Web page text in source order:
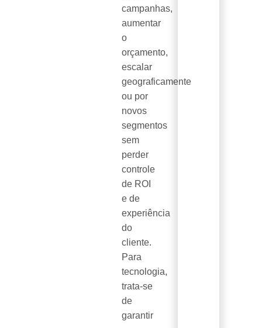
campanhas,
aumentar
o
orçamento,
escalar
geograficamente
ou por
novos
segmentos
sem
perder
controle
de ROI
e de
experiência
do
cliente.
Para
tecnologia,
trata-se
de
garantir